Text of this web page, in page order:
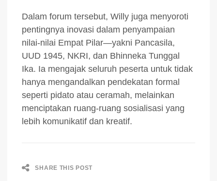
Dalam forum tersebut, Willy juga menyoroti
pentingnya inovasi dalam penyampaian
nilai-nilai Empat Pilar—yakni Pancasila,
UUD 1945, NKRI, dan Bhinneka Tunggal
Ika. Ia mengajak seluruh peserta untuk tidak
hanya mengandalkan pendekatan formal
seperti pidato atau ceramah, melainkan
menciptakan ruang-ruang sosialisasi yang
lebih komunikatif dan kreatif.
SHARE THIS POST